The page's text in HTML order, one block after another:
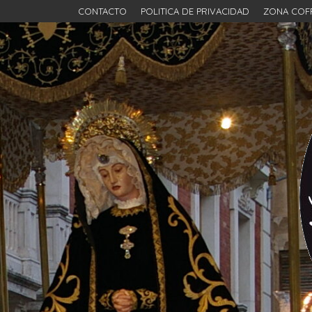
CONTACTO POLITICA DE PRIVACIDAD ZONA